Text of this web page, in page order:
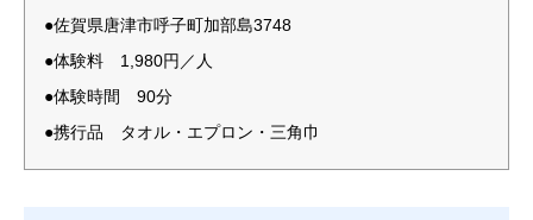
●佐賀県唐津市呼子町加部島3748
●体験料 1,980円／人
●体験時間 90分
●携行品 タオル・エプロン・三角巾